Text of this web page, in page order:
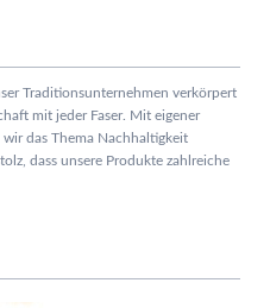
Traditionsunternehmen verkörpert
mit jeder Faser. Mit eigener
das Thema Nachhaltigkeit
dass unsere Produkte zahlreiche